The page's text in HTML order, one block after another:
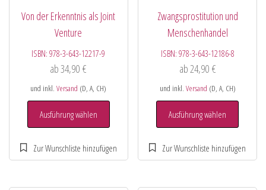
Von der Erkenntnis als Joint
Venture
ISBN:978-3-643-12217-9
ab34,90€
und inkl.Versand (D, A, CH)
Ausführung wählen
Zwangsprostitution und
Menschenhandel
ISBN: 978-3-643-12186-8
ab24,90 €
und inkl. Versand (D, A, CH)
Ausführung wählen